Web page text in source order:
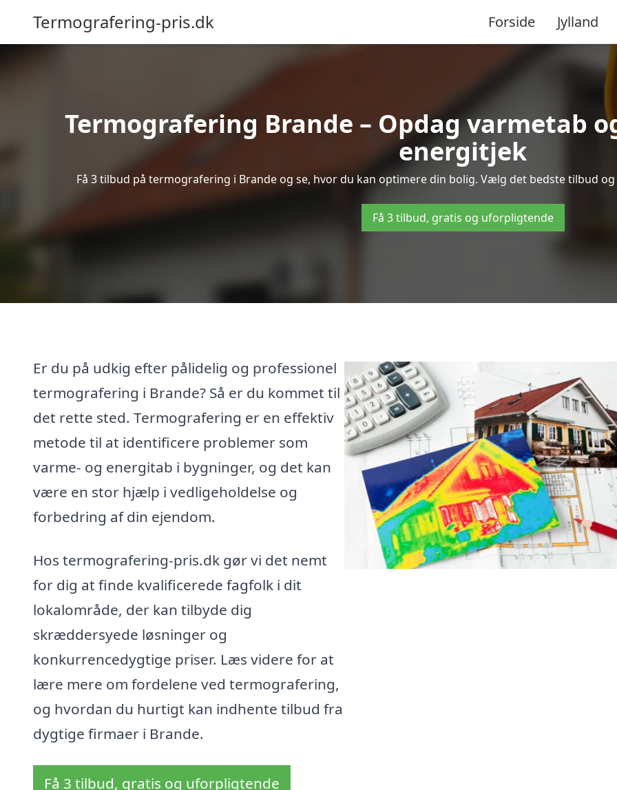
Termografering-pris.dk Forside Jylland
Termografering Brande – Opdag varmetab
energitjek
Få 3 tilbud på termografering i Brande og se, hvor du kan optimere din bolig. Vælg det bedste tilbud
Få 3 tilbud, gratis og uforpligtende
Er du på udkig efter pålidelig og professionel
termografering i Brande? Så er du kommet til
det rette sted. Termografering er en effektiv
metode til at identificere problemer som
varme- og energitab i bygninger, og det kan
være en stor hjælp i vedligeholdelse og
forbedring af din ejendom.
Hos termografering-pris.dk gør vi det nemt
for dig at finde kvalificerede fagfolk i dit
lokalområde, der kan tilbyde dig
skræddersyede løsninger og
konkurrencedygtige priser. Læs videre for at
lære mere om fordelene ved termografering,
og hvordan du hurtigt kan indhente tilbud fra
dygtige firmaer i Brande.
Få 3 tilbud, gratis og uforpligtende